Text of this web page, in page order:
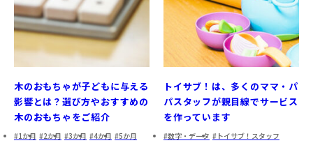
木のおもちゃが子どもに与える
影響とは？選び方やおすすめの
木のおもちゃをご紹介
1か月 2か月 3か月 4か月
5か月
トイサブ！は、多くのママ・パ
パスタッフが親目線でサービス
を作っています
数字・データ トイサブ！スタッフ